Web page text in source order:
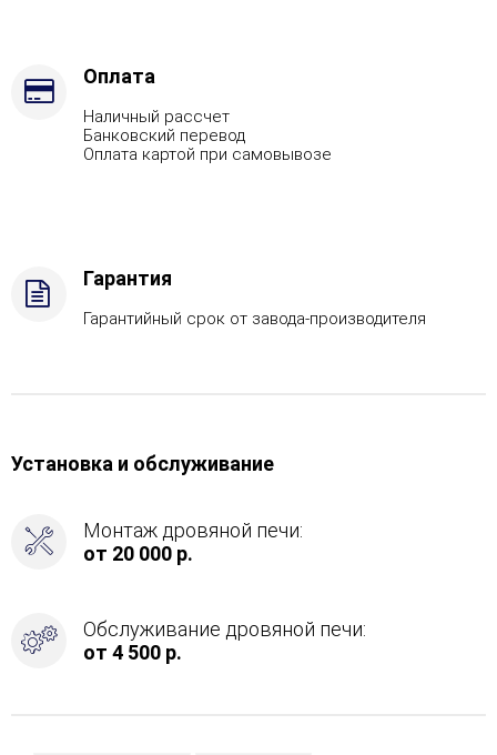
430
Оплата
Наличный рассчет
Банковский перевод
Оплата картой при самовывозе
Гарантия
Гарантийный срок от завода-производителя
Установка и обслуживание
Монтаж дровяной печи:
от 20 000 р.
Обслуживание дровяной печи:
от 4 500 р.